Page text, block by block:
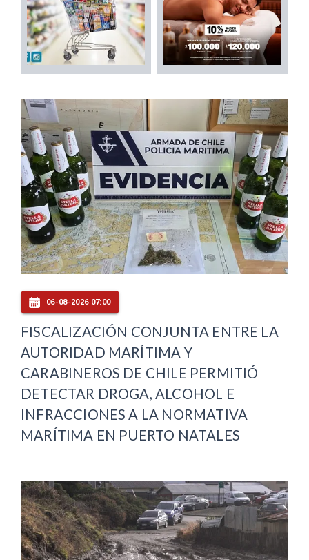
06-08-2026 07:00
FISCALIZACIÓN CONJUNTA ENTRE LA
AUTORIDAD MARÍTIMA Y
CARABINEROS DE CHILE PERMITIÓ
DETECTAR DROGA, ALCOHOL E
INFRACCIONES A LA NORMATIVA
MARÍTIMA EN PUERTO NATALES